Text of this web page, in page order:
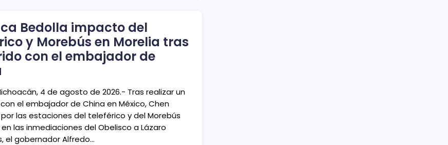
Bedolla impacto del
y Morebús en Morelia tras
con el embajador de
4 de agosto de 2026.- Tras realizar un
el embajador de China en México, Chen
por las estaciones del teleférico y del Morebús
las inmediaciones del Obelisco a Lázaro
el gobernador Alfredo…